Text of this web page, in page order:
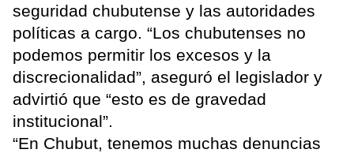
seguridad chubutense y las autoridades
políticas a cargo. “Los chubutenses no
podemos permitir los excesos y la
discrecionalidad”, aseguró el legislador y
advirtió que “esto es de gravedad
institucional”.
“En Chubut, tenemos muchas denuncias